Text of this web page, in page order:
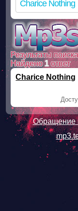
Результаты
Найдено1ответ
Charice Nothing
Обращение